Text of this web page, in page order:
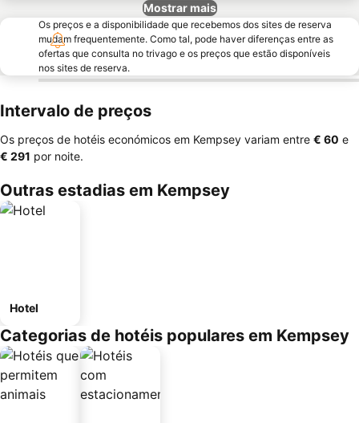
Mostrar mais
Os preços e a disponibilidade que recebemos dos sites de reserva
mudam frequentemente. Como tal, pode haver diferenças entre as
ofertas que consulta no trivago e os preços que estão disponíveis
nos sites de reserva.
Intervalo de preços
Os preços de hotéis económicos em Kempsey variam entre ‎€ 60 e
‎€ 291 por noite.
Outras estadias em Kempsey
Hotel
Categorias de hotéis populares em Kempsey